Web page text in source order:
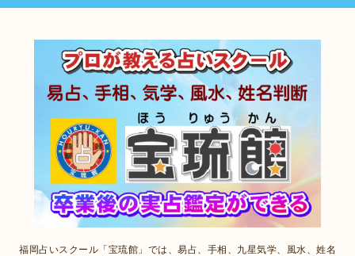
福岡占いスクール「宝琉館」では、易占、手相、九星気学、風水、姓名